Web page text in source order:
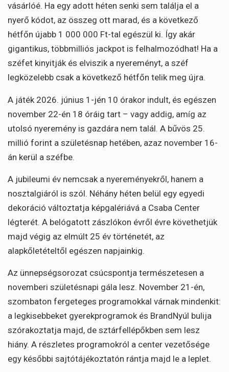
vásárlóé. Ha egy adott héten senki sem találja el a
nyerő kódot, az összeg ott marad, és a következő
hétfőn újabb 1 000 000 Ft-tal egészül ki. Így akár
gigantikus, többmilliós jackpot is felhalmozódhat! Ha a
széfet kinyitják és elviszik a nyereményt, a széf
legközelebb csak a következő hétfőn telik meg újra.
A játék 2026. június 1-jén 10 órakor indult, és egészen
november 22-én 18 óráig tart – vagy addig, amíg az
utolsó nyeremény is gazdára nem talál. A bűvös 25.
millió forint a születésnap hetében, azaz november 16-
án kerül a széfbe.
A jubileumi év nemcsak a nyereményekről, hanem a
nosztalgiáról is szól. Néhány héten belül egy egyedi
dekoráció változtatja képgalériává a Csaba Center
légterét. A belógatott zászlókon évről évre követhetjük
majd végig az elmúlt 25 év történetét, az
alapkőletételtől egészen napjainkig.
Az ünnepségsorozat csúcspontja természetesen a
novemberi születésnapi gála lesz. November 21-én,
szombaton fergeteges programokkal várnak mindenkit:
a legkisebbeket gyerekprogramok és BrandNyúl bulija
szórakoztatja majd, de sztárfellépőkben sem lesz
hiány. A részletes programokról a center vezetősége
egy későbbi sajtótájékoztatón rántja majd le a leplet.